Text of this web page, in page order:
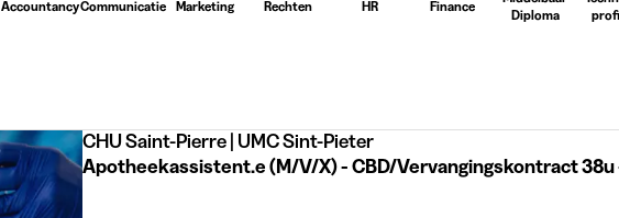
AccountancyCommunicatie Marketing Rechten HR Finance
Diploma
CHU Saint-Pierre | UMC Sint-Pieter
Apotheekassistent.e (M/V/X) - CBD/Vervangingskontract